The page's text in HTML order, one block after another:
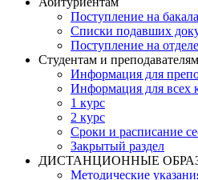
Поступление на
Списки подавших
Поступление на
Студентам и преподавателям
Информация для
Информация для всех
1 курс
2 курс
Сроки и расписание
Закрытый раздел
ДИСТАНЦИОННЫЕ
Методические